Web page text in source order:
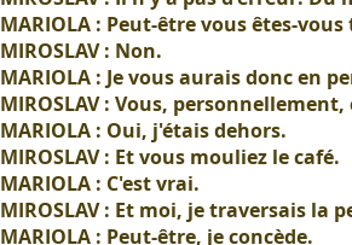
MARIOLA : Peut-être vous êtes-
MIROSLAV : Non.
MARIOLA : Je vous aurais donc en
MIROSLAV : Vous,
MARIOLA : Oui, j'étais dehors.
MIROSLAV : Et vous mouliez le café.
MARIOLA : C'est vrai.
MIROSLAV : Et moi, je traversais la
MARIOLA : Peut-être, je concède.